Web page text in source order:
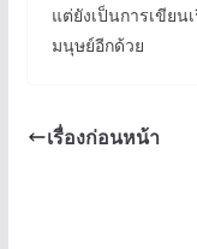
แต่ยังเป็นการเขีย
มนุษย์อีกด้วย
เรื่องก่อนหน้า